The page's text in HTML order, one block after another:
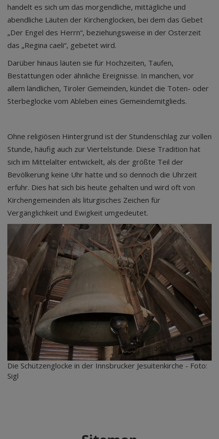
handelt es sich um das morgendliche, mittägliche und
abendliche Läuten der Kirchenglocken, bei dem das Gebet
„Der Engel des Herrn“, beziehungsweise in der Osterzeit
das „Regina caeli“, gebetet wird.
Darüber hinaus läuten sie für Hochzeiten, Taufen,
Bestattungen oder ähnliche Ereignisse. In manchen, vor
allem ländlichen, Tiroler Gemeinden, kündet die Toten- oder
Sterbeglocke vom Ableben eines Gemeindemitglieds.
Ohne religiösen Hintergrund ist der Stundenschlag zur vollen
Stunde, häufig auch zur Viertelstunde. Diese Tradition hat
sich im Mittelalter entwickelt, als der größte Teil der
Bevölkerung keine Uhr hatte und so dennoch die Uhrzeit
erfuhr. Dies hat sich bis heute gehalten und wird oft von
Kirchengemeinden als liturgisches Zeichen für
Vergänglichkeit und Ewigkeit umgedeutet.
Die Schützenglocke in der Innsbrucker Jesuitenkirche - Foto:
Sigl